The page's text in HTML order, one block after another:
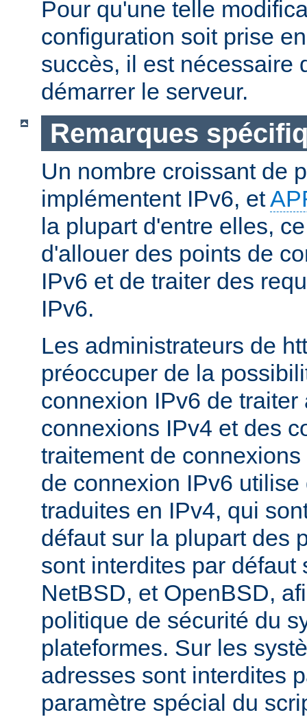
Pour qu'une telle
configuration soit prise
succès, il est nécessaire
démarrer le serveur.
Remarques
Un nombre croissant de
implémentent IPv6, et
la plupart d'entre elles,
d'allouer des points de
IPv6 et de traiter des
IPv6.
Les administrateurs de
préoccuper de la
connexion IPv6 de traiter
connexions IPv4 et des
traitement de
de connexion IPv6
traduites en IPv4, qui
défaut sur la plupart des
sont interdites par défaut
NetBSD, et OpenBSD,
politique de sécurité du
plateformes. Sur les
adresses sont interdites
paramètre spécial du